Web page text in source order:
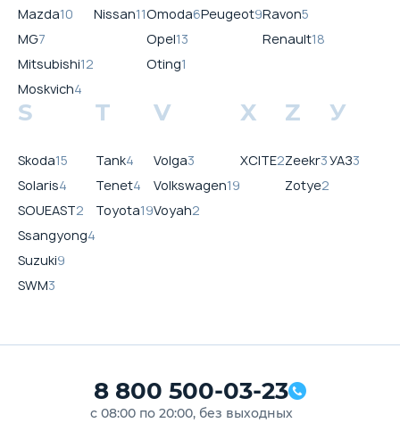
Mazda10
MG7
Mitsubishi12
Moskvich4
Nissan11Omoda6
Opel13
Oting1
Peugeot9Ravon5
Renault18
S
Skoda15
Solaris4
SOUEAST2
Ssangyong4
Suzuki9
SWM3
T
Tank4
Tenet4
Toyota19
V
Volga3
Volkswagen19
Voyah2
X
XCITE2
Z
Zeekr3
Zotye2
У
УАЗ3
8 800 500-03-23
с 08:00 по 20:00, без выходных